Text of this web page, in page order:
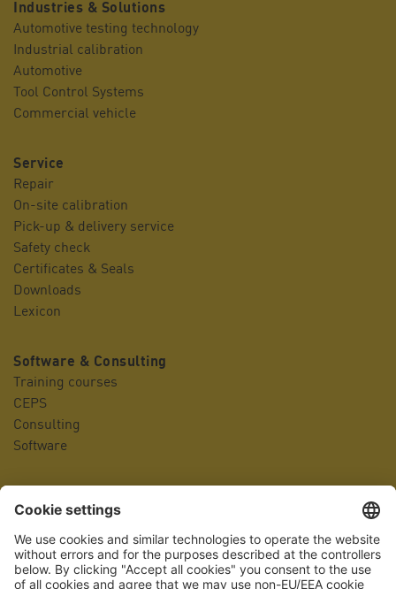
Industries & Solutions
Automotive testing technology
Industrial calibration
Automotive
Tool Control Systems
Commercial vehicle
Service
Repair
On-site calibration
Pick-up & delivery service
Safety check
Certificates & Seals
Downloads
Lexicon
Software & Consulting
Training courses
CEPS
Consulting
Software
Contact person
Locations
Management
Company history